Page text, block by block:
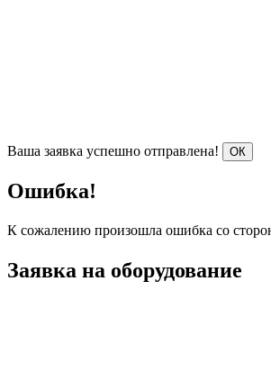
Ваша заявка успешно отправлена! ОК
Ошибка!
К сожалению произошла ошибка со
Заявка на оборудование